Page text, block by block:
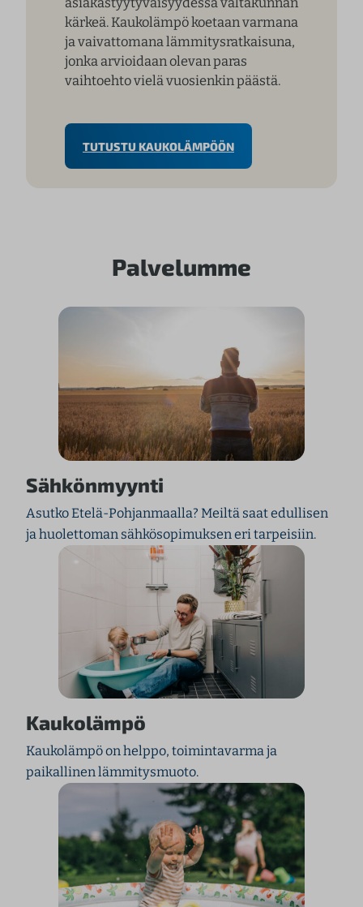
kärkeä. Kaukolämpö koetaan varmana
ja vaivattomana lämmitysratkaisuna,
jonka arvioidaan olevan paras
vaihtoehto vielä vuosienkin päästä.
TUTUSTU KAUKOLÄMPÖÖN
Palvelumme
Sähkönmyynti
Asutko Etelä-Pohjanmaalla? Meiltä saat edullisen
ja huolettoman sähkösopimuksen eri tarpeisiin.
Kaukolämpö
Kaukolämpö on helppo, toimintavarma ja
paikallinen lämmitysmuoto.